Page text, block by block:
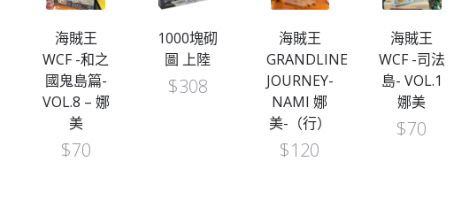
海賊王
WCF -和之
國鬼島篇-
VOL.8 – 娜
美
$70
1000塊砌
圖 上陸
$308
海賊王
GRANDLINE
JOURNEY-
NAMI 娜
美-（行）
$120
海賊王
WCF -司法
島- VOL.1
娜美
$70